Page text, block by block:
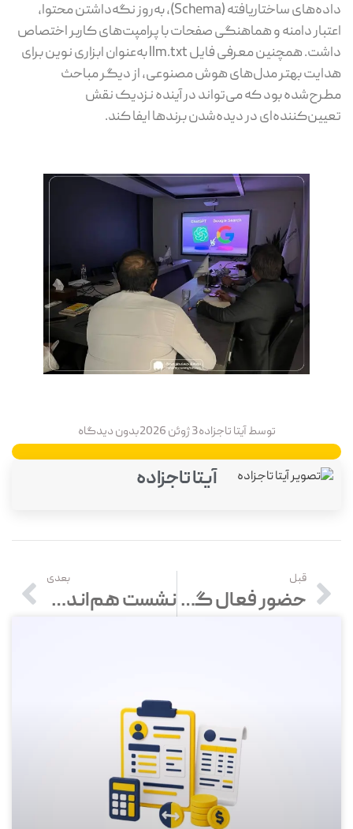
داده‌های ساختاریافته (Schema)، به‌روز نگه‌داشتن محتوا،
اعتبار دامنه و هماهنگی صفحات با پرامپت‌های کاربر اختصاص
داشت. همچنین معرفی فایل llm.txt به‌عنوان ابزاری نوین برای
هدایت بهتر مدل‌های هوش مصنوعی، از دیگر مباحث
مطرح‌شده بود که می‌تواند در آینده نزدیک نقش
تعیین‌کننده‌ای در دیده‌شدن برندها ایفا کند.
توسطآیتا تاجزاده3 ژوئن 2026 بدون دیدگاه
آیتا تاجزاده
قبل
حضور فعال گروه نرم‌افزاری محک در نمایشگاه بین‌المللی جیتکس دوبی 2025
بعدی
نشست هم‌اندیشی شرکت‌های «محک» با هدف توسعه همکاری‌های مشترک برگزار شد